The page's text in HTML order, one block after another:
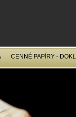
CENNÉ PAPÍRY -